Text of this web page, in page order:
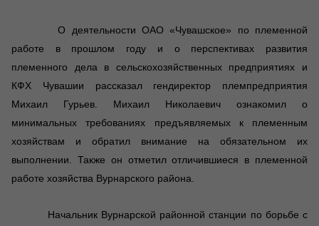
О деятельности ОАО «Чувашское» по племенной
работе в прошлом году и о перспективах развития
племенного дела в сельскохозяйственных предприятиях и
КФХ Чувашии рассказал гендиректор племпредприятия
Михаил Гурьев. Михаил Николаевич ознакомил о
минимальных требованиях предъявляемых к племенным
хозяйствам и обратил внимание на обязательном их
выполнении. Также он отметил отличившиеся в племенной
работе хозяйства Вурнарского района.
Начальник Вурнарской районной станции по борьбе с